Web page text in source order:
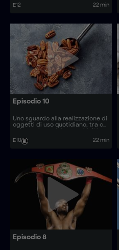
rivelando il loro processo di
produzione. Come vengono
E12 22 min
Episodio 10
Uno sguardo alla realizzazione di
oggetti di uso quotidiano, tra cui
acetato, che svela i materiali e i
processi produttivi unici utilizzati
E10 22 min
Episodio 8